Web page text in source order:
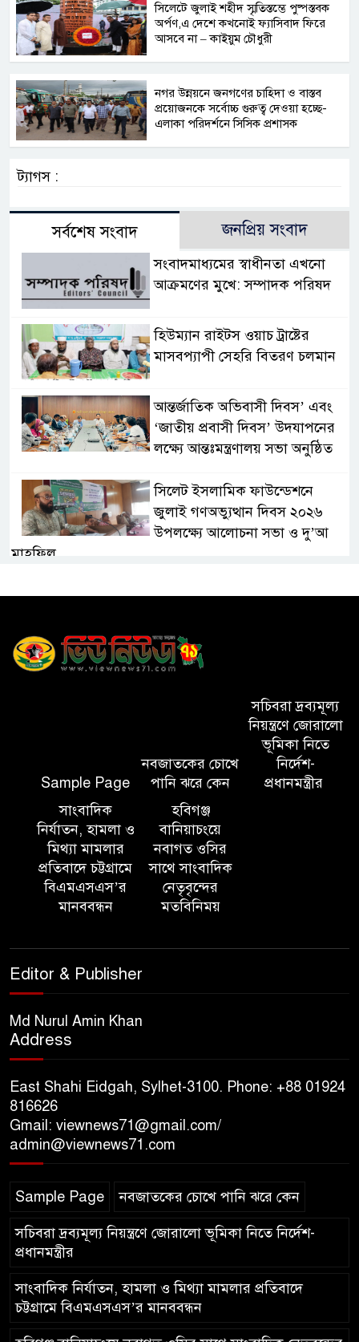
সিলেটে জুলাই শহীদ স্মৃতিস্তম্ভে পুষ্পস্তবক
অর্পণ,এ দেশে কখনোই ফ্যাসিবাদ ফিরে
আসবে না – কাইয়ুম চৌধুরী
নগর উন্নয়নে জনগণের চাহিদা ও বাস্তব
প্রয়োজনকে সর্বোচ্চ গুরুত্ব দেওয়া হচ্ছে-
এলাকা পরিদর্শনে সিসিক প্রশাসক
ট্যাগস :
সর্বশেষ সংবাদ জনপ্রিয় সংবাদ
সংবাদমাধ্যমের স্বাধীনতা এখনো
আক্রমণের মুখে: সম্পাদক পরিষদ
হিউম্যান রাইটস ওয়াচ ট্রাষ্টের
মাসবপ্যাপী সেহরি বিতরণ চলমান
আন্তর্জাতিক অভিবাসী দিবস’ এবং
‘জাতীয় প্রবাসী দিবস’ উদযাপনের
লক্ষ্যে আন্তঃমন্ত্রণালয় সভা অনুষ্ঠিত
সিলেট ইসলামিক ফাউন্ডেশনে
জুলাই গণঅভ্যুত্থান দিবস ২০২৬
উপলক্ষ্যে আলোচনা সভা ও দু’আ
মাহফিল
পরিবেশ রক্ষায় ব্যক্তিগত উদ্যোগ
বিভাগীয় কমিশনার
কমিশনার জুলাই স্মৃতিস্তম্ভে পুষ্পস্তবক
অর্পণ ও জুলাই গণঅভ্যুত্থানের
১০ লাখ টাকার চেক ডিজঅনার
মামলায় এক বছরের সাজা
‘সমন্বিত উদ্যোগেই গড়ে উঠবে
আধুনিক সিলেট’ – বাণিজ্যমন্ত্রী
আয়োজন ‘শ্রাবনের মেঘগুলো’
গভীর শ্রদ্ধা নিবেদন
শতাংশই সিলেটি
হাসপাতালে ৩৫১ জন
Sample Page
নবজাতকের চোখে
পানি ঝরে কেন
সচিবরা দ্রব্যমূল্য
নিয়ন্ত্রণে জোরালো
ভূমিকা নিতে
নির্দেশ-
প্রধানমন্ত্রীর
সাংবাদিক
নির্যাতন, হামলা ও
মিথ্যা মামলার
প্রতিবাদে চট্টগ্রামে
বিএমএসএস’র
মানববন্ধন
হবিগঞ্জ
বানিয়াচংয়ে
নবাগত ওসির
সাথে সাংবাদিক
নেতৃবৃন্দের
মতবিনিময়
Editor & Publisher
Md Nurul Amin Khan
Address
East Shahi Eidgah, Sylhet-3100. Phone: +88 01924
816626
Gmail: viewnews71@gmail.com/
admin@viewnews71.com
Sample Page নবজাতকের চোখে পানি ঝরে কেন
সচিবরা দ্রব্যমূল্য নিয়ন্ত্রণে জোরালো ভূমিকা নিতে নির্দেশ-
প্রধানমন্ত্রীর
সাংবাদিক নির্যাতন, হামলা ও মিথ্যা মামলার প্রতিবাদে
চট্টগ্রামে বিএমএসএস’র মানববন্ধন